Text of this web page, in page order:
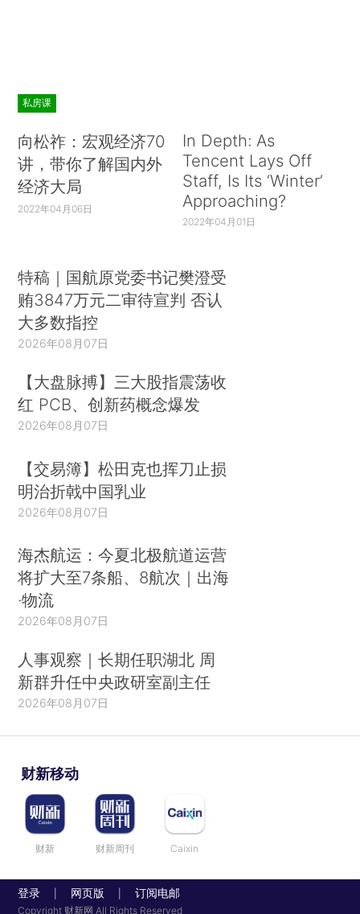
私房课
向松祚：宏观经济70
讲，带你了解国内外
经济大局
2022年04月06日
In Depth: As
Tencent Lays Off
Staff, Is Its ‘Winter’
Approaching?
2022年04月01日
特稿｜国航原党委书记樊澄受
贿3847万元二审待宣判 否认
大多数指控
2026年08月07日
【大盘脉搏】三大股指震荡收
红 PCB、创新药概念爆发
2026年08月07日
【交易簿】松田克也挥刀止损
明治折戟中国乳业
2026年08月07日
海杰航运：今夏北极航道运营
将扩大至7条船、8航次｜出海
·物流
2026年08月07日
人事观察｜长期任职湖北 周
新群升任中央政研室副主任
2026年08月07日
财新移动
财新 财新周刊 Caixin
登录 网页版 订阅电邮
Copyright 财新网 All Rights Reserved